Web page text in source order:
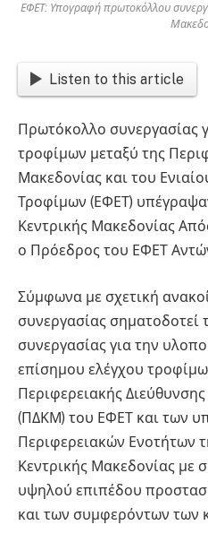
ΕΦΕΤ: Υπογραφή πρωτοκόλλου
Listen to this article
Πρωτόκολλο συνεργασίας
τροφίμων μεταξύ της
Μακεδονίας και του
Τροφίμων (ΕΦΕΤ)
Κεντρικής Μακεδονίας
ο Πρόεδρος του ΕΦΕΤ
Σύμφωνα με σχετική
συνεργασίας σηματοδοτεί
συνεργασίας για την
επίσημου ελέγχου
Περιφερειακής
(ΠΔΚΜ) του ΕΦΕΤ και των
Περιφερειακών Ενοτήτων
Κεντρικής Μακεδονίας με
υψηλού επιπέδου
και των συμφερόντων των